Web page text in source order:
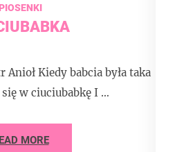
Anioł Kiedy babcia była taka
się w ciuciubabkę I …
MORE